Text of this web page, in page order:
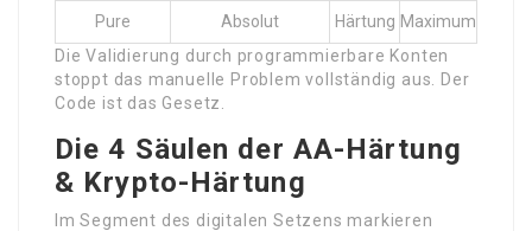
Pure Absolut Härtung Maximum
Die Validierung durch programmierbare Konten
stoppt das manuelle Problem vollständig aus. Der
Code ist das Gesetz.
Die 4 Säulen der AA-Härtung
& Krypto-Härtung
Im Segment des digitalen Setzens markieren